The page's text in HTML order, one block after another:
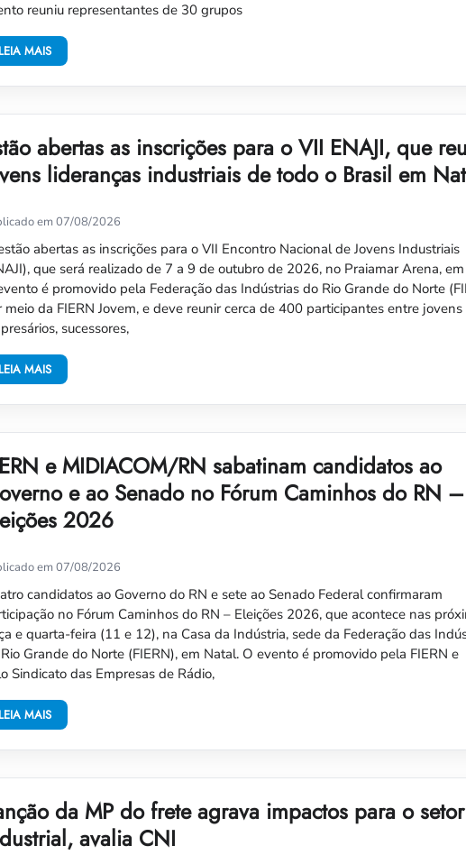
reuniu representantes de 30 grupos
LEIA MAIS
abertas as inscrições para o VII ENAJI, que
lideranças industriais de todo o Brasil em
em 07/08/2026
abertas as inscrições para o VII Encontro Nacional de Jovens Industriais
que será realizado de 7 a 9 de outubro de 2026, no Praiamar Arena,
é promovido pela Federação das Indústrias do Rio Grande do Norte
meio da FIERN Jovem, e deve reunir cerca de 400 participantes entre jovens
sucessores,
LEIA MAIS
e MIDIACOM/RN sabatinam candidatos ao
e ao Senado no Fórum Caminhos do RN –
2026
em 07/08/2026
candidatos ao Governo do RN e sete ao Senado Federal confirmaram
no Fórum Caminhos do RN – Eleições 2026, que acontece nas
e quarta-feira (11 e 12), na Casa da Indústria, sede da Federação das
Grande do Norte (FIERN), em Natal. O evento é promovido pela FIERN e
Sindicato das Empresas de Rádio,
LEIA MAIS
da MP do frete agrava impactos para o setor
avalia CNI